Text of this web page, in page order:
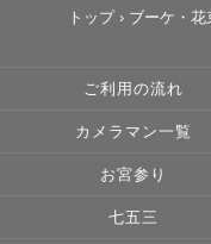
トップ› ブーケ・花
ご利用の流れ
カメラマン一覧
お宮参り
七五三